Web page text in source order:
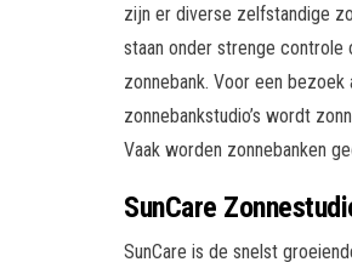
zijn er diverse zelfstandige
staan onder strenge
zonnebank. Voor een
zonnebankstudio’s wordt
Vaak worden zonnebanken
SunCare
SunCare is de snelst